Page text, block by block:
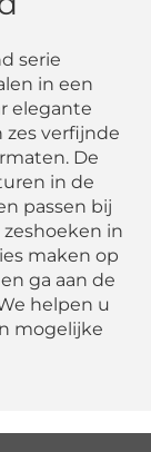
serie
in een
elegante
zes verfijnde
De
in de
passen bij
in
maken op
ga aan de
helpen u
mogelijke